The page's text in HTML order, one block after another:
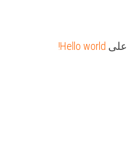
على Hello world!